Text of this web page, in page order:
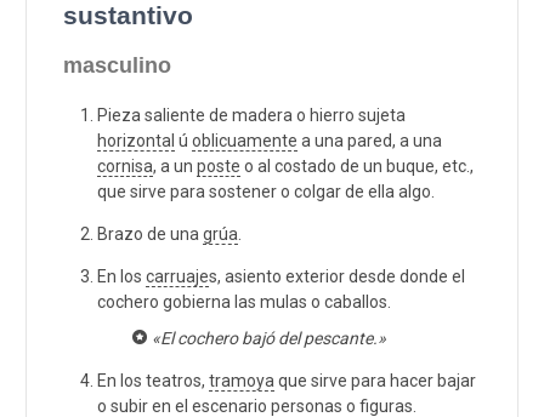
sustantivo
masculino
Pieza saliente de madera o hierro sujeta
horizontal ú oblicuamente a una pared, a una
cornisa, a un poste o al costado de un buque, etc.,
que sirve para sostener o colgar de ella algo.
Brazo de una grúa
En los carruajes, asiento exterior desde donde el
cochero gobierna las mulas o caballos.
«El cochero bajó del pescante.»
En los teatros, tramoya que sirve para hacer bajar
o subir en el escenario personas o figuras.